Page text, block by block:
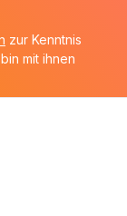
zur Kenntnis
mit ihnen